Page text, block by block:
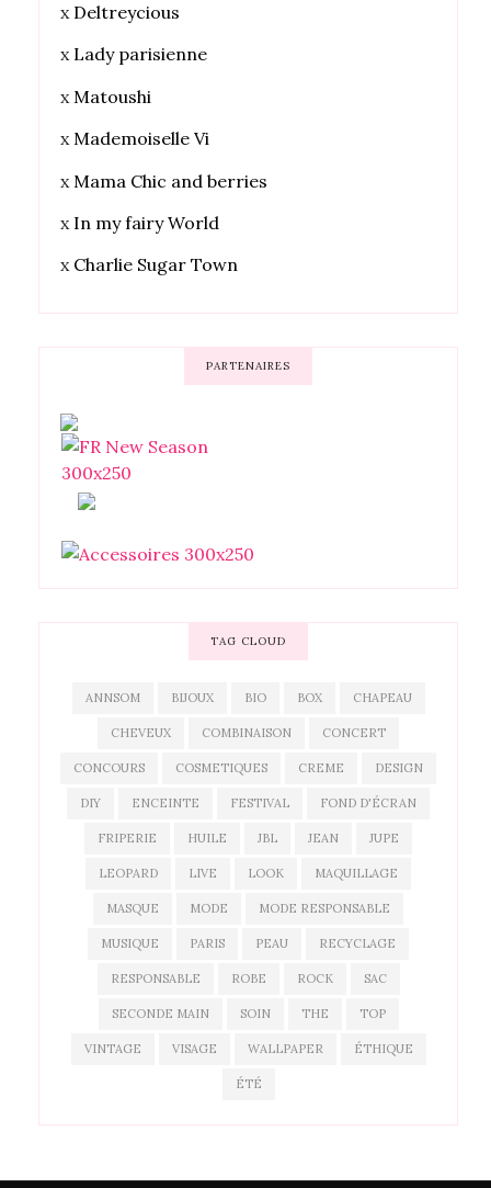
x Deltreycious
x Lady parisienne
x Matoushi
xMademoiselle Vi
x Mama Chic and berries
x In my fairy World
x Charlie Sugar Town
PARTENAIRES
TAG CLOUD
ANNSOM BIJOUX BIO BOX CHAPEAU
CHEVEUX COMBINAISON CONCERT
CONCOURS COSMETIQUES CREME DESIGN
DIY ENCEINTE FESTIVAL FOND D'ÉCRAN
FRIPERIE HUILE JBL JEAN JUPE
LEOPARD LIVE LOOK MAQUILLAGE
MASQUE MODE MODE RESPONSABLE
MUSIQUE PARIS PEAU RECYCLAGE
RESPONSABLE ROBE ROCK SAC
SECONDE MAIN SOIN THE TOP
VINTAGE VISAGE WALLPAPER ÉTHIQUE
ÉTÉ